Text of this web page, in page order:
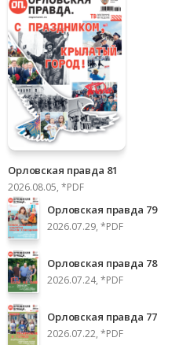
Орловская правда 81
2026.08.05, *PDF
Орловская правда 79
2026.07.29, *PDF
Орловская правда 78
2026.07.24, *PDF
Орловская правда 77
2026.07.22, *PDF